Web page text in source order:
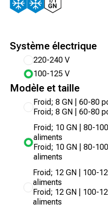
Système électrique
220-240 V
100-125 V
Modèle et taille
Froid; 8 GN | 60-80
Froid; 8 GN | 60-80
Froid; 10 GN | 80-
aliments
Froid; 10 GN | 80-
aliments
Froid; 12 GN | 100-
aliments
Froid; 12 GN | 100-
aliments